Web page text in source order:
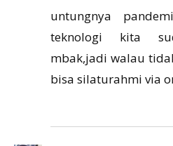
untungnya
teknologi kita
mbak,jadi walau
bisa silaturahmi via